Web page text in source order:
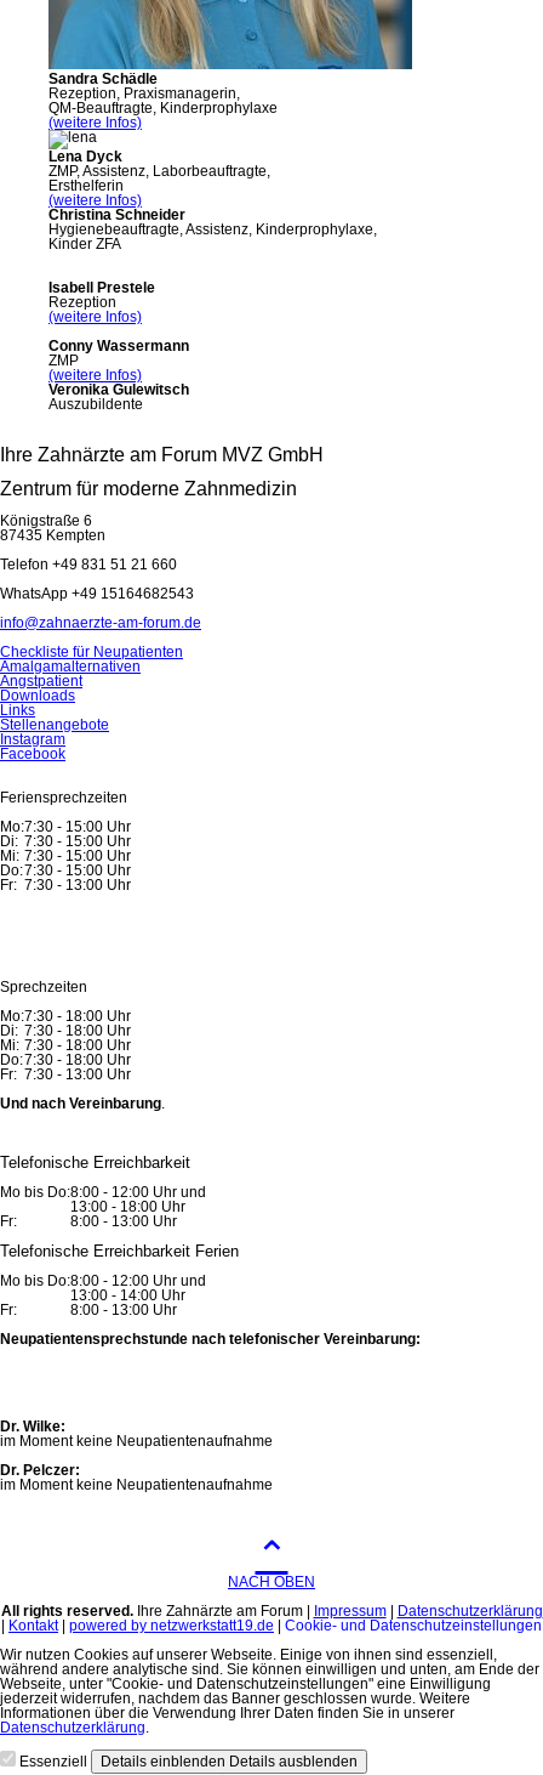
Sandra Schädle
Rezeption, Praxismanagerin,
QM-Beauftragte, Kinderprophylaxe
(weitere Infos)
Lena Dyck
ZMP, Assistenz, Laborbeauftragte,
Ersthelferin
(weitere Infos)
Christina Schneider
Hygienebeauftragte, Assistenz, Kinderprophylaxe,
Kinder ZFA
Isabell Prestele
Rezeption
(weitere Infos)
Conny Wassermann
ZMP
(weitere Infos)
Veronika Gulewitsch
Auszubildente
Ihre Zahnärzte am Forum MVZ GmbH
Zentrum für moderne Zahnmedizin
Königstraße 6
87435 Kempten
Telefon +49 831 51 21 660
WhatsApp +49 15164682543
info@zahnaerzte-am-forum.de
Checkliste für Neupatienten
Amalgamalternativen
Angstpatient
Downloads
Links
Stellenangebote
Instagram
Facebook
Feriensprechzeiten
Mo:7:30 - 15:00 Uhr
Di: 7:30 - 15:00 Uhr
Mi: 7:30 - 15:00 Uhr
Do:7:30 - 15:00 Uhr
Fr: 7:30 - 13:00 Uhr
Sprechzeiten
Mo:7:30 - 18:00 Uhr
Di: 7:30 - 18:00 Uhr
Mi: 7:30 - 18:00 Uhr
Do:7:30 - 18:00 Uhr
Fr: 7:30 - 13:00 Uhr
Und nach Vereinbarung
Telefonische Erreichbarkeit
Mo bis Do:8:00 - 12:00 Uhr und
13:00 - 18:00 Uhr
Fr:
8:00 - 13:00 Uhr
Telefonische Erreichbarkeit Ferien
Mo bis Do:8:00 - 12:00 Uhr und
13:00 - 14:00 Uhr
Fr:
8:00 - 13:00 Uhr
Neupatientensprechstunde nach telefonischer Vereinbarung:
Dr. Wilke:
im Moment keine Neupatientenaufnahme
Dr. Pelczer:
im Moment keine Neupatientenaufnahme
⌃
NACH OBEN
All rights reserved.Ihre Zahnärzte am Forum | Impressum| Datenschutzerklärung
| Kontakt| powered by netzwerkstatt19.de | Cookie- und Datenschutzeinstellungen
Wir nutzen Cookies auf unserer Webseite. Einige von ihnen sind essenziell,
während andere analytische sind. Sie können einwilligen und unten, am Ende der
Webseite, unter "Cookie- und Datenschutzeinstellungen" eine Einwilligung
jederzeit widerrufen, nachdem das Banner geschlossen wurde. Weitere
Informationen über die Verwendung Ihrer Daten finden Sie in unserer
Datenschutzerklärung
Essenziell
Details einblenden Details ausblenden